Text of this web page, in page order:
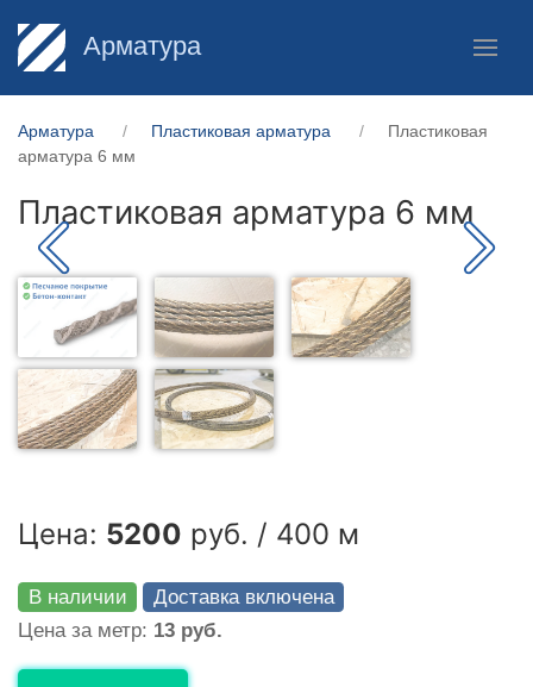
Арматура
Арматура Пластиковая арматура
Пластиковая
арматура 6 мм
Пластиковая арматура 6 мм
Цена: 5200 руб. / 400 м
В наличии
Доставка включена
Цена за метр: 13 руб.